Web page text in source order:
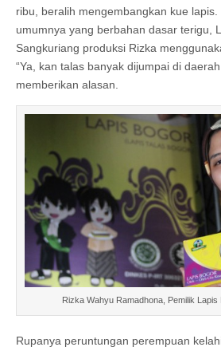
ribu, beralih mengembangkan kue
umumnya yang berbahan dasar terigu,
Sangkuriang produksi Rizka
“Ya, kan talas banyak dijumpai di
memberikan alasan.
Rizka Wahyu Ramadhona, Pemilik
Rupanya peruntungan perempuan